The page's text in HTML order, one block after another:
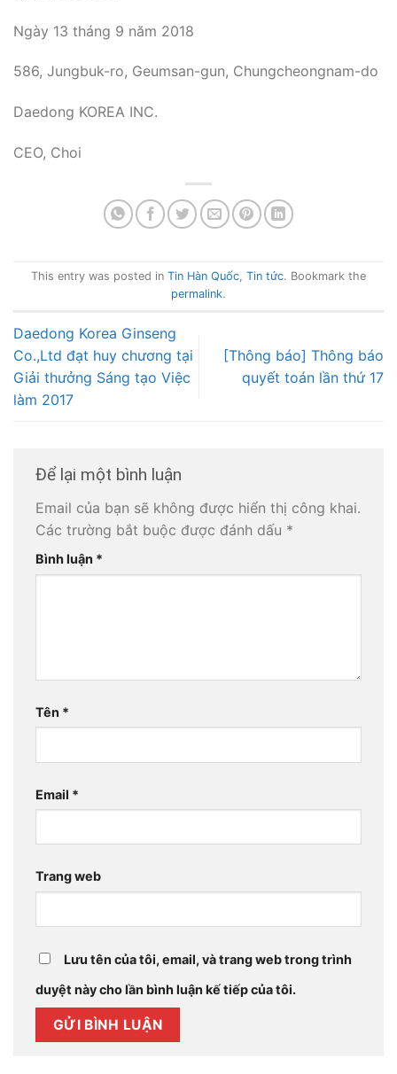
Ngày 13 tháng 9 năm 2018
586, Jungbuk-ro, Geumsan-gun, Chungcheongnam-do
Daedong KOREA INC.
CEO, Choi
This entry was posted in Tin Hàn Quốc, Tin tức. Bookmark the
permalink.
Daedong Korea Ginseng
Co.,Ltd đạt huy chương tại
Giải thưởng Sáng tạo Việc
làm 2017
[Thông báo] Thông báo
quyết toán lần thứ 17
Để lại một bình luận
Email của bạn sẽ không được hiển thị công khai.
Các trường bắt buộc được đánh dấu *
Bình luận *
Tên *
Email *
Trang web
Lưu tên của tôi, email, và trang web trong trình
duyệt này cho lần bình luận kế tiếp của tôi.